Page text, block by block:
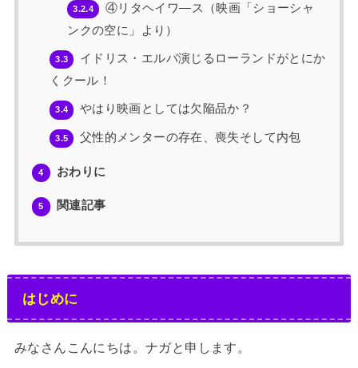
3.2.4
④リタヘイワ―ス（映画「ショーシャ
ンクの空に」より）
3.3
イドリス・エルバ演じるローランドがとにか
くクール！
3.4 やはり映画としては欠陥品か？
3.5 父性的メンターの存在、喪失そして内包
4 おわりに
5 関連記事
はじめに
みなさんこんにちは。ナガと申します。